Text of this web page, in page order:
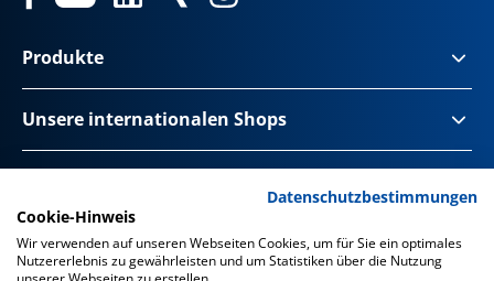
Produkte
Unsere internationalen Shops
Datenschutz
Datenschutz Social Media
Datenschutzbestimmungen
Cookie-Hinweis
Wir verwenden auf unseren Webseiten Cookies, um für Sie ein optimales
Nutzererlebnis zu gewährleisten und um Statistiken über die Nutzung